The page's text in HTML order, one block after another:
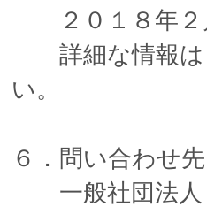
２０１８年２
詳細な情報は
い。
６．問い合わせ先
一般社団法人